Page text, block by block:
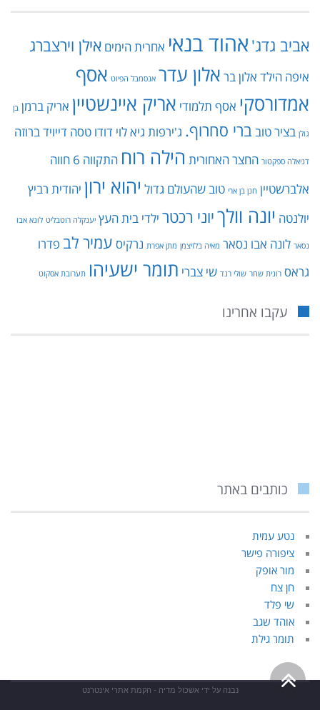
אביב גדג' אהוד בנאי אחרית הימים אילן וירצברג
איפה הילד אלון בר אלון עדר אנסמבל הפיוט אסף
אמדורסקי אסף תלמודי אריק איינשטיין אריק ברמן בן
גולן בציר טובברי סחרוף. ג'ירפות גיא לוי דודו טסה דייויד ברוזה
דניאלה ספקטור החצר האחורית הילה רוח התקווה 6
חווה
אלברשטיין חנן בן ארי טוב שהעולם גדול יהוא ירון יהודית רביץ
יולנטה יונה וולךיוני רכטר ילדי בית העץ יענקלה רוטבליט לונא אבו
נסאר לונה אבו נסאר מאיה בלזיצמן מתן אפרת נרקיס עמיר לב פדרו
גראס רונית שחר שולי רנד שי צברי תומר ישעיהו תערובת אסקוט
עקבו אחרינו
כותבים באתר
נטע עמית
ציפורה פישר
מור אופק
חן צח
שי פלד
אוהד שגב
תומר גילת
נבנה על ידיאשכול מדיה - הקמת אתרי אינטרנט גלילה